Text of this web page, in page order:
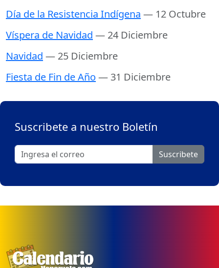
Día de la Resistencia Indígena — 12 Octubre
Víspera de Navidad — 24 Diciembre
Navidad — 25 Diciembre
Fiesta de Fin de Año — 31 Diciembre
Suscribete a nuestro Boletín
Suscribete